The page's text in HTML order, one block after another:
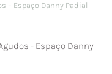
– Espaço Danny Padial